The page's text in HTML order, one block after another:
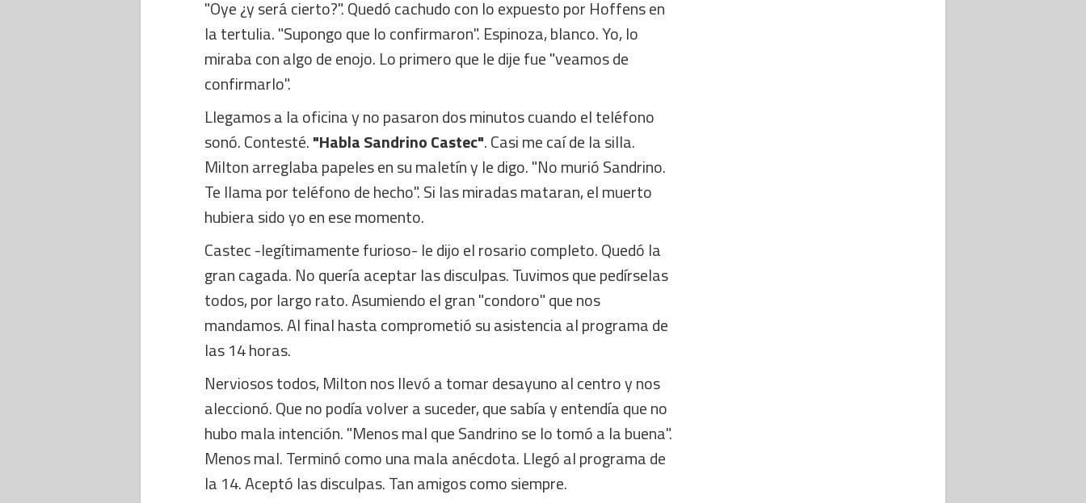
"Oye ¿y será cierto?". Quedó cachudo con lo expuesto por Hoffens en
la tertulia. "Supongo que lo confirmaron". Espinoza, blanco. Yo, lo
miraba con algo de enojo. Lo primero que le dije fue "veamos de
confirmarlo".
Llegamos a la oficina y no pasaron dos minutos cuando el teléfono
sonó. Contesté."Habla Sandrino Castec". Casi me caí de la silla.
Milton arreglaba papeles en su maletín y le digo. "No murió Sandrino.
Te llama por teléfono de hecho". Si las miradas mataran, el muerto
hubiera sido yo en ese momento.
Castec -legítimamente furioso- le dijo el rosario completo. Quedó la
gran cagada. No quería aceptar las disculpas. Tuvimos que pedírselas
todos, por largo rato. Asumiendo el gran "condoro" que nos
mandamos. Al final hasta comprometió su asistencia al programa de
las 14 horas.
Nerviosos todos, Milton nos llevó a tomar desayuno al centro y nos
aleccionó. Que no podía volver a suceder, que sabía y entendía que no
hubo mala intención. "Menos mal que Sandrino se lo tomó a la buena".
Menos mal. Terminó como una mala anécdota. Llegó al programa de
la 14. Aceptó las disculpas. Tan amigos como siempre.